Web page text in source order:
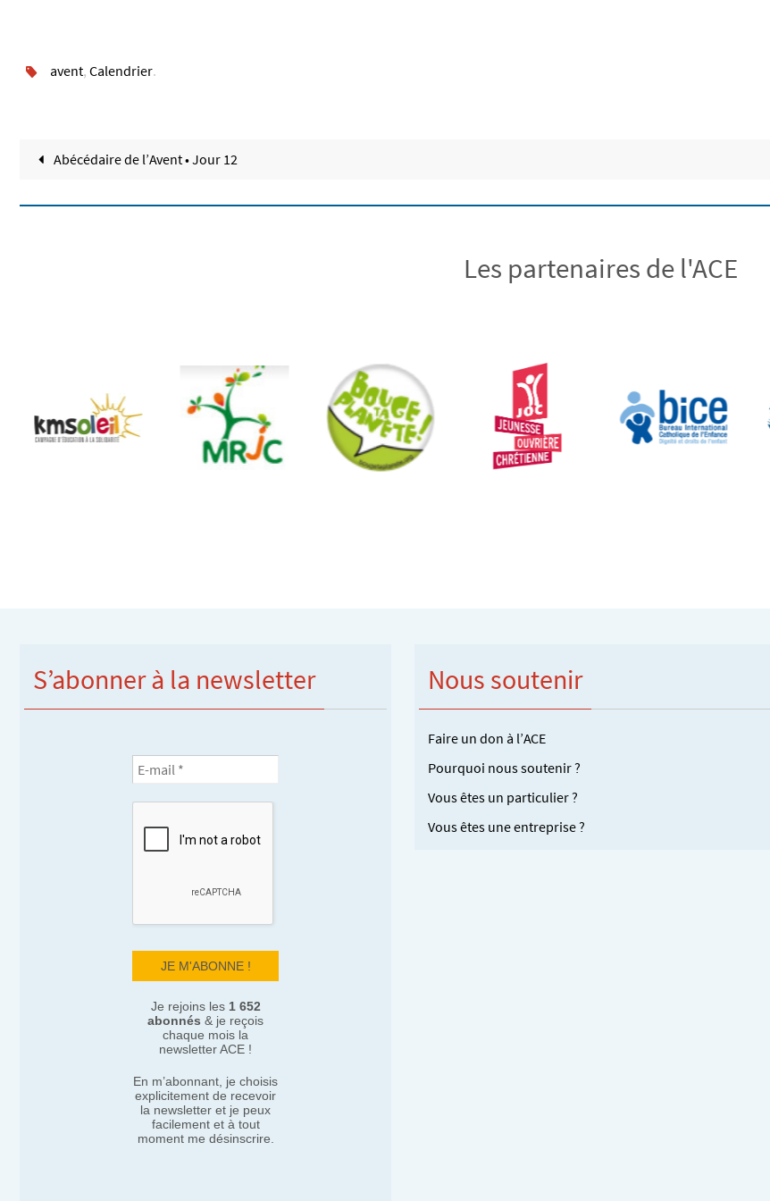
avent, Calendrier.
Abécédaire de l’Avent • Jour 12
Les partenaires de l'ACE
S’abonner à la newsletter
Je rejoins les 1 652
abonnés & je reçois
chaque mois la
newsletter ACE !
En m’abonnant, je choisis
explicitement de recevoir
la newsletter et je peux
facilement et à tout
moment me désinscrire.
Nous soutenir
Faire un don à l’ACE
Pourquoi nous soutenir ?
Vous êtes un particulier ?
Vous êtes une entreprise ?